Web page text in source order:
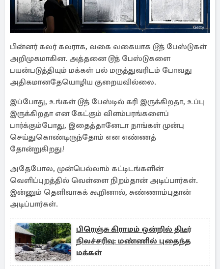
பின்னர் கலர் கலராக, வகை வகையாக டூத் பேஸ்டுகள்
அறிமுகமாகின. அத்தனை டூத் பேஸ்டுகளை
பயன்படுத்தியும் மக்கள் பல் மருத்துவரிடம் போவது
அதிகமானதேயொழிய குறையவில்லை.
இப்போது, உங்கள் டூத் பேஸ்டில் கரி இருக்கிறதா, உப்பு
இருக்கிறதா என கேட்கும் விளம்பரங்களைப்
பார்க்கும்போது, இதைத்தானேடா நாங்கள் முன்பு
செய்துகொண்டிருந்தோம் என எண்ணத்
தோன்றுகிறது!
அதேபோல, முன்பெல்லாம் கட்டிடங்களின்
வெளிப்புறத்தில் வெள்ளை நிறம்தான் அடிப்பார்கள்.
இன்னும் தெளிவாகக் கூறினால், சுண்ணாம்புதான்
அடிப்பார்கள்.
பிரெஞ்சு கிராமம் ஒன்றில் திடீர்
நிலச்சரிவு: மண்ணில் புதைந்த
மக்கள்